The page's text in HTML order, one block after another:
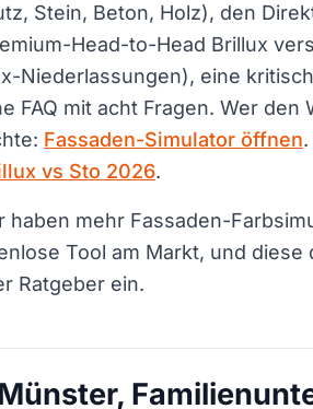
Stein, Beton, Holz), den
Head-to-Head Brillux
Niederlassungen), eine
FAQ mit acht Fragen. Wer den
Fassaden-Simulator öffnen
vs Sto 2026.
haben mehr Fassaden-
Tool am Markt, und diese
Ratgeber ein.